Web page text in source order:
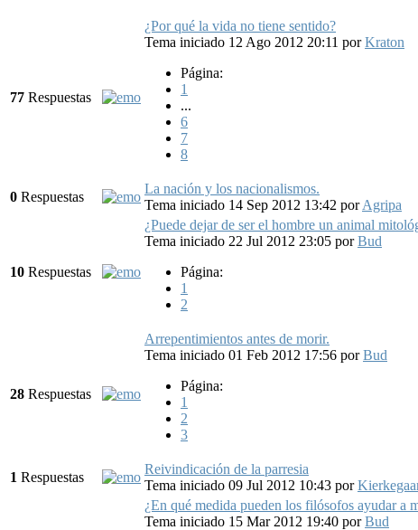
77 Respuestas
¿Por qué la vida no tiene sentido?
Tema iniciado 12 Ago 2012 20:11 porKraton
Página:
1
...
6
7
8
0 Respuestas
La nación y los nacionalismos.
Tema iniciado 14 Sep 2012 13:42 porAgripa
10 Respuestas
¿Puede dejar de ser el hombre un animal
Tema iniciado 22 Jul 2012 23:05 porBud
Página:
1
2
28 Respuestas
Arrepentimientos antes de morir.
Tema iniciado 01 Feb 2012 17:56 porBud
Página:
1
2
3
1 Respuestas
Reivindicación de la parresia
Tema iniciado 09 Jul 2012 10:43 por
¿En qué medida pueden los filósofos ayudar a
Tema iniciado 15 Mar 2012 19:40 porBud